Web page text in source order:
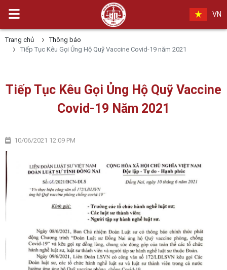
VN
Trang chủ
Thông báo
Tiếp Tục Kêu Gọi Ủng Hộ Quỹ Vaccine Covid-19 năm 2021
Tiếp Tục Kêu Gọi Ủng Hộ Quỹ Vaccine
Covid-19 Năm 2021
10/06/2021 12:09 PM